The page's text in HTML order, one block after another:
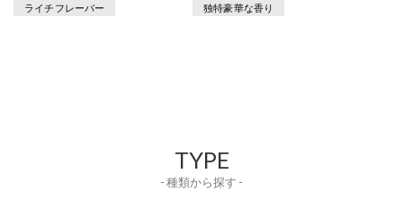
ライチフレーバー
独特豪華な香り
TYPE
- 種類から探す -